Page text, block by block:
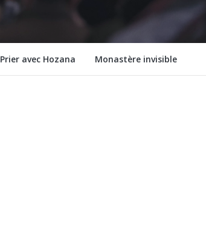
Prier avec Hozana Monastère invisible